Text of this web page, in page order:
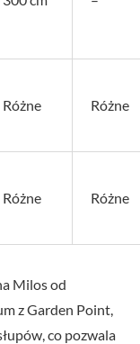
Różne Różne
Różne Różne
Milos od
z Garden Point,
co pozwala